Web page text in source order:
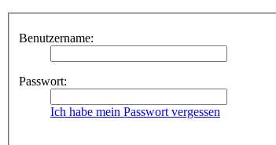
Benutzername:
Passwort:
Ich habe mein Passwort vergessen